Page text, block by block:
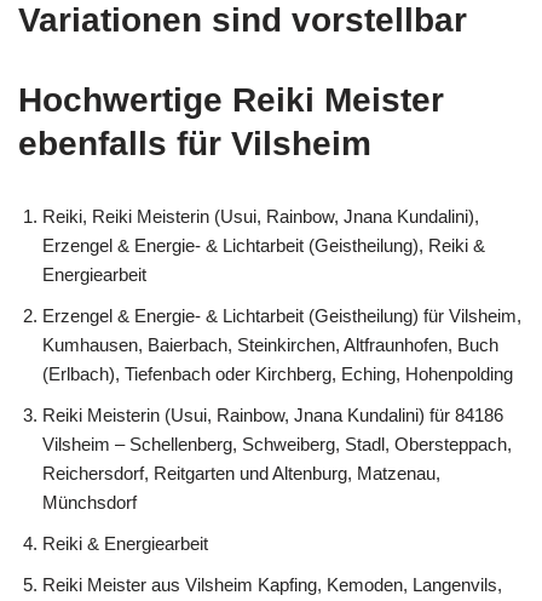
Variationen sind vorstellbar
Hochwertige Reiki Meister
ebenfalls für Vilsheim
Reiki, Reiki Meisterin (Usui, Rainbow, Jnana Kundalini),
Erzengel & Energie- & Lichtarbeit (Geistheilung), Reiki &
Energiearbeit
Erzengel & Energie- & Lichtarbeit (Geistheilung) für Vilsheim,
Kumhausen, Baierbach, Steinkirchen, Altfraunhofen, Buch
(Erlbach), Tiefenbach oder Kirchberg, Eching, Hohenpolding
Reiki Meisterin (Usui, Rainbow, Jnana Kundalini) für 84186
Vilsheim – Schellenberg, Schweiberg, Stadl, Obersteppach,
Reichersdorf, Reitgarten und Altenburg, Matzenau,
Münchsdorf
Reiki & Energiearbeit
Reiki Meister aus Vilsheim Kapfing, Kemoden, Langenvils,